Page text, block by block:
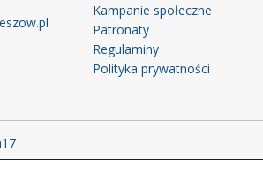
Kampanie społeczne
Patronaty
Regulaminy
Polityka prywatności